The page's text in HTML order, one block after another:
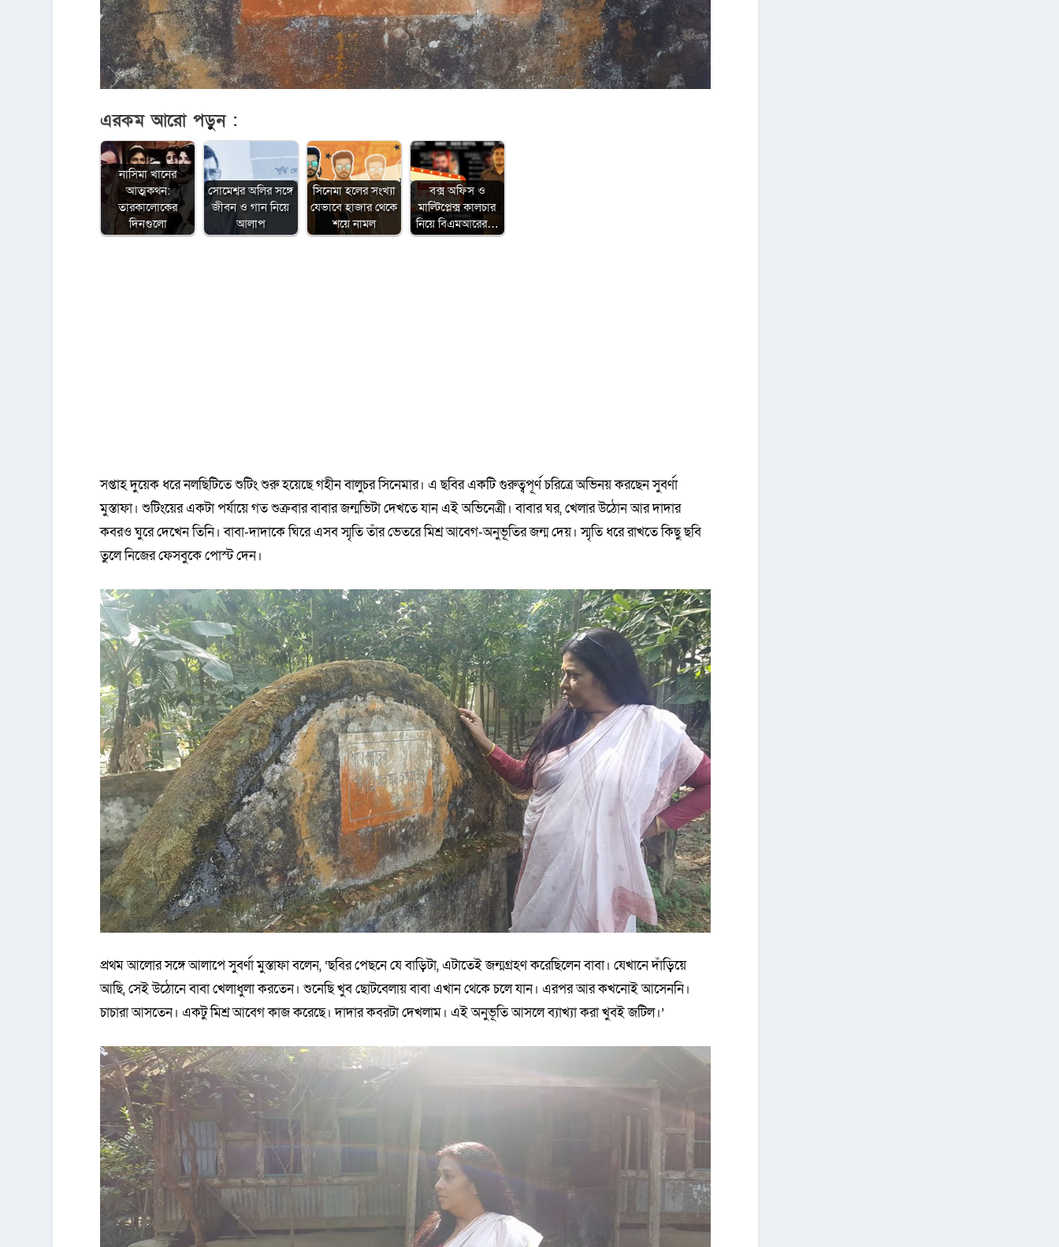
এরকম আরো পড়ুন :
নাসিমা খানের
আত্মকথন:
তারকালোকের
দিনগুলো
সোমেশ্বর অলির সঙ্গে
জীবন ও গান নিয়ে
আলাপ
সিনেমা হলের সংখ্যা
যেভাবে হাজার থেকে
শয়ে নামল
বক্স অফিস ও
মাল্টিপ্লেক্স কালচার
নিয়ে বিএমআরের…
সপ্তাহ দুয়েক ধরে নলছিটিতে শুটিং শুরু হয়েছে গহীন বালুচর সিনেমার। এ ছবির একটি গুরুত্বপূর্ণ চরিত্রে অভিনয় করছেন সুবর্ণা
মুস্তাফা। শুটিংয়ের একটা পর্যায়ে গত শুক্রবার বাবার জন্মভিটা দেখতে যান এই অভিনেত্রী। বাবার ঘর, খেলার উঠোন আর দাদার
কবরও ঘুরে দেখেন তিনি। বাবা-দাদাকে ঘিরে এসব স্মৃতি তাঁর ভেতরে মিশ্র আবেগ-অনুভূতির জন্ম দেয়। স্মৃতি ধরে রাখতে কিছু ছবি
তুলে নিজের ফেসবুকে পোস্ট দেন।
প্রথম আলোর সঙ্গে আলাপে সুবর্ণা মুস্তাফা বলেন, ‘ছবির পেছনে যে বাড়িটা, এটাতেই জন্মগ্রহণ করেছিলেন বাবা। যেখানে দাঁড়িয়ে
আছি, সেই উঠোনে বাবা খেলাধুলা করতেন। শুনেছি খুব ছোটবেলায় বাবা এখান থেকে চলে যান। এরপর আর কখনোই আসেননি।
চাচারা আসতেন। একটু মিশ্র আবেগ কাজ করেছে। দাদার কবরটা দেখলাম। এই অনুভূতি আসলে ব্যাখ্যা করা খুবই জটিল।’